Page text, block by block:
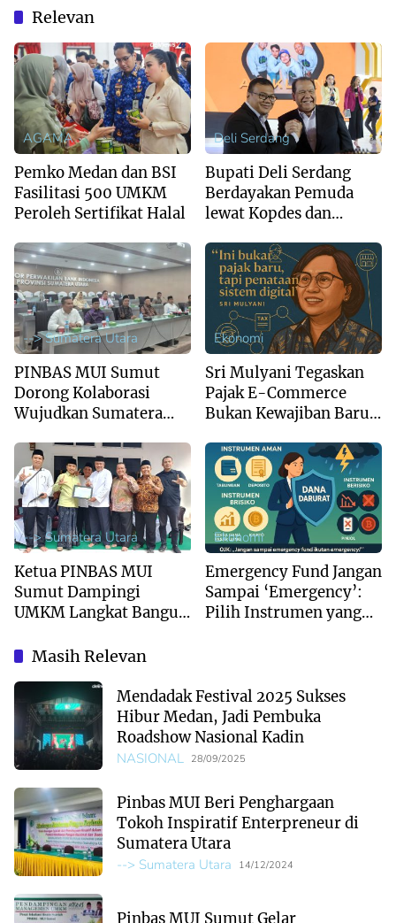
Relevan
AGAMA
Pemko Medan dan BSI
Fasilitasi 500 UMKM
Peroleh Sertifikat Halal
Deli Serdang
Bupati Deli Serdang
Berdayakan Pemuda
lewat Kopdes dan
--> Sumatera Utara
PINBAS MUI Sumut
Dorong Kolaborasi
Wujudkan Sumatera
Ekonomi Syariah
Regional
Ekonomi
Sri Mulyani Tegaskan
Pajak E-Commerce
Bukan Kewajiban Baru,
Digital
--> Sumatera Utara
Ketua PINBAS MUI
Sumut Dampingi
UMKM Langkat Bangun
Berbasis Syariah
Ekonomi
Emergency Fund Jangan
Sampai ‘Emergency’:
Pilih Instrumen yang
Masih Relevan
Mendadak Festival 2025 Sukses
Hibur Medan, Jadi Pembuka
Roadshow Nasional Kadin
NASIONAL 28/09/2025
Pinbas MUI Beri Penghargaan
Tokoh Inspiratif Enterpreneur di
Sumatera Utara
--> Sumatera Utara 14/12/2024
Pinbas MUI Sumut Gelar